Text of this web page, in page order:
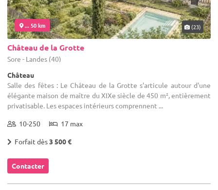
... 50 km (23)
Château de la Grotte
Sore - Landes (40)
Château
Salle des fêtes : Le Château de la Grotte s'articule autour d'une
élégante maison de maître du XIXe siècle de 450 m², entièrement
privatisable. Les espaces intérieurs comprennent ...
10-250 17 max
Forfait dès3 500 €
Contacter